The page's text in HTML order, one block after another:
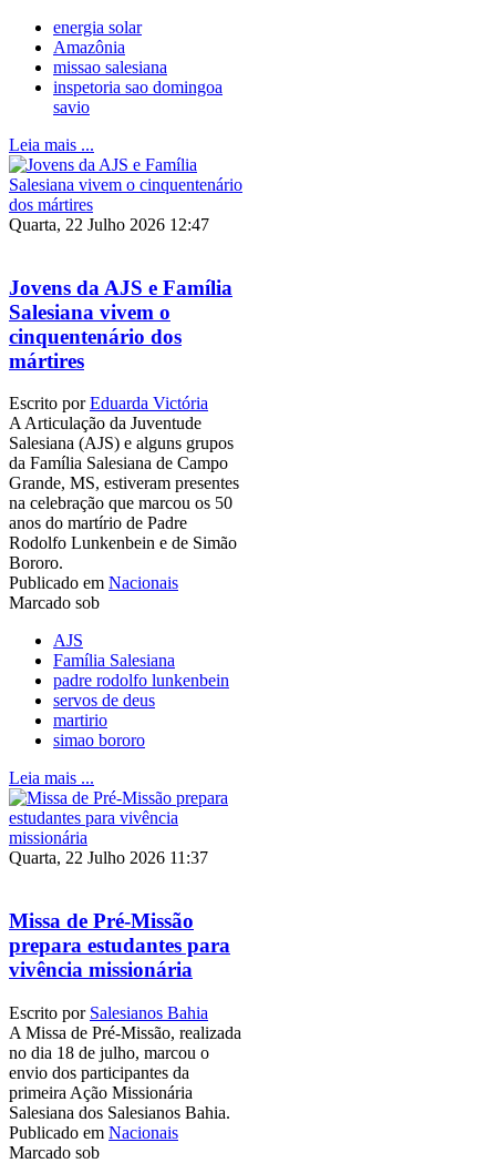
energia solar
Amazônia
missao salesiana
inspetoria sao domingoa
savio
Leia mais ...
Quarta, 22 Julho 2026 12:47
Jovens da AJS e Família
Salesiana vivem o
cinquentenário dos
mártires
Escrito porEduarda Victória
A Articulação da Juventude
Salesiana (AJS) e alguns grupos
da Família Salesiana de Campo
Grande, MS, estiveram presentes
na celebração que marcou os 50
anos do martírio de Padre
Rodolfo Lunkenbein e de Simão
Bororo.
Publicado em Nacionais
Marcado sob
AJS
Família Salesiana
padre rodolfo lunkenbein
servos de deus
martirio
simao bororo
Leia mais ...
Quarta, 22 Julho 2026 11:37
Missa de Pré-Missão
prepara estudantes para
vivência missionária
Escrito por Salesianos Bahia
A Missa de Pré-Missão, realizada
no dia 18 de julho, marcou o
envio dos participantes da
primeira Ação Missionária
Salesiana dos Salesianos Bahia.
Publicado em Nacionais
Marcado sob